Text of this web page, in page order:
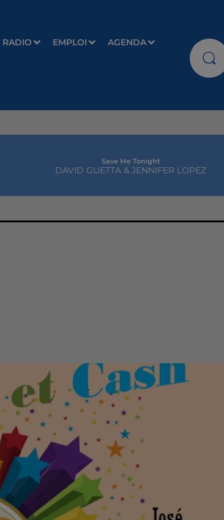
RADIO EMPLOI AGENDA
Save Me Tonight
DAVID GUETTA & JENNIFER LOPEZ